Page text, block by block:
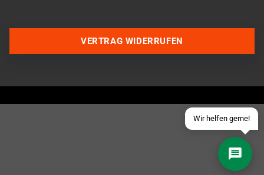
Wir helfen gerne!
Schick uns eine eMail
VERTRAG WIDERRUFEN